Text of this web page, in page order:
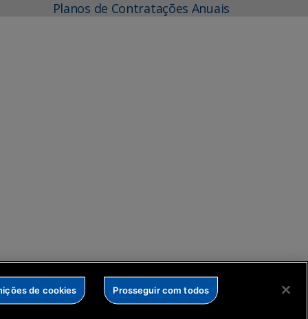
Planos de Contratações Anuais
de cookies Prosseguir com todos